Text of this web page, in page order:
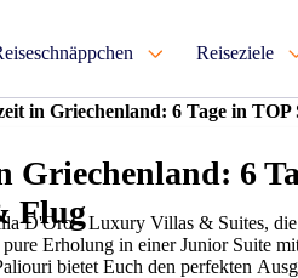
Reiseziele
in Griechenland: 6 Tage in
Griechenland: 6
Flug
D'Oro - Luxury Villas & Suites,
Erholung in einer Junior Suite
bietet Euch den perfekten